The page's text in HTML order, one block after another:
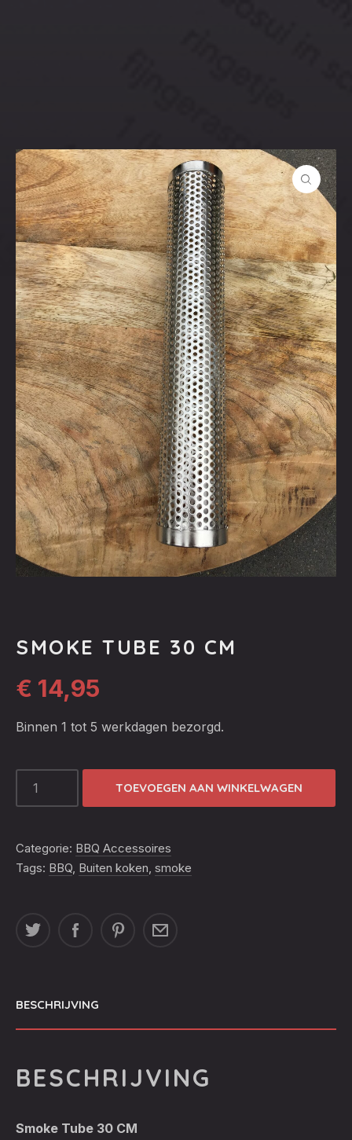
SMOKE TUBE 30 CM
€ 14,95
Binnen 1 tot 5 werkdagen bezorgd.
CM
AANTAL
TOEVOEGEN AAN WINKELWAGEN
Categorie: BBQ Accessoires
Tags: BBQ, Buiten koken, smoke
BESCHRIJVING
BESCHRIJVING
Smoke Tube 30 CM